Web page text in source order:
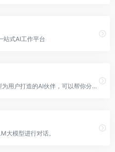
站式AI工作平台
是 MiniMax 基于通用大模型为用户打造的AI伙伴，可以帮你分析财报、速读长文、创作文案、智能搜索等、拍照答疑等等，也支持语音通话。10倍速获取信息、10倍速解决问题。有问题，找海螺AI。
大模型进行对话。